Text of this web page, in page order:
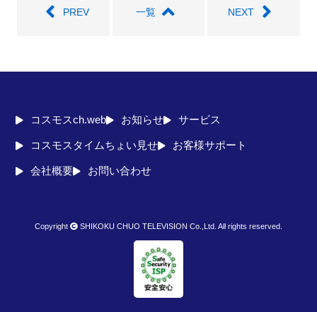
PREV 一覧 NEXT
コスモスch.web お知らせ サービス
コスモスタイムちょい見せ お客様サポート
会社概要 お問い合わせ
Copyright SHIKOKU CHUO TELEVISION Co.,Ltd. All rights reserved.